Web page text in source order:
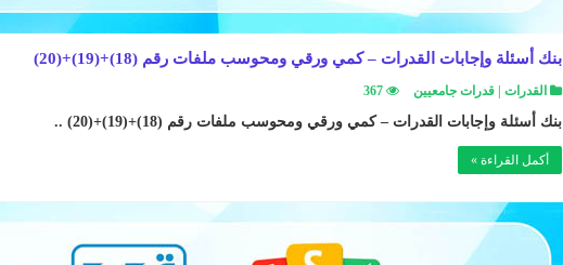
بنك أسئلة وإجابات القدرات – كمي ورقي ومحوسب ملفات رقم (18)+(19)+(20)
القدرات | قدرات جامعيين 367
بنك أسئلة وإجابات القدرات – كمي ورقي ومحوسب ملفات رقم (18)+(19)+(20) ..
أكمل القراءة »